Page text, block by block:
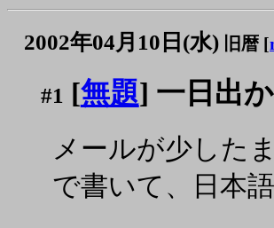
2002年04月10日(水) 旧暦 [
#1 [無題] 一日出
メールが少した
で書いて、日本